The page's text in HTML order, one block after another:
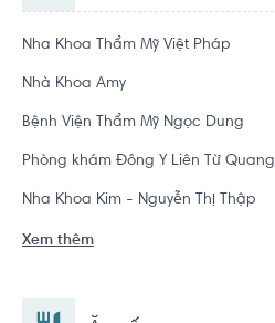
Nha Khoa Thẩm Mỹ Việt Pháp
Nhà Khoa Amy
Bệnh Viện Thẩm Mỹ Ngọc Dung
Phòng khám Đông Y Liên Từ Quang
Nha Khoa Kim - Nguyễn Thị Thập
Xem thêm